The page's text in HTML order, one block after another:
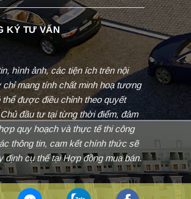
hình ảnh, các tiện ích trên nội
chỉ mang tính chất minh hoạ tương
thể được điều chỉnh theo quyết
đầu tư tại từng thời điểm, đảm
quy hoạch và thực tế thi công
thông tin, cam kết chính thức sẽ
định cụ thể tại Hợp đồng mua bán.